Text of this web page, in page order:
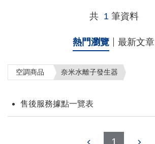
共 1 筆資料
熱門瀏覽 最新文章
空調商品 奈米水離子發生器
售後服務據點一覽表